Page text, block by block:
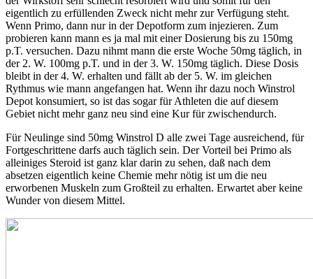
eigentlich zu erfüllenden Zweck nicht mehr zur Verfügung steht.
Wenn Primo, dann nur in der Depotform zum injezieren. Zum
probieren kann mann es ja mal mit einer Dosierung bis zu 150mg
p.T. versuchen. Dazu nihmt mann die erste Woche 50mg täglich, in
der 2. W. 100mg p.T. und in der 3. W. 150mg täglich. Diese Dosis
bleibt in der 4. W. erhalten und fällt ab der 5. W. im gleichen
Rythmus wie mann angefangen hat. Wenn ihr dazu noch Winstrol
Depot konsumiert, so ist das sogar für Athleten die auf diesem
Gebiet nicht mehr ganz neu sind eine Kur für zwischendurch.
Für Neulinge sind 50mg Winstrol D alle zwei Tage ausreichend, für
Fortgeschrittene darfs auch täglich sein. Der Vorteil bei Primo als
alleiniges Steroid ist ganz klar darin zu sehen, daß nach dem
absetzen eigentlich keine Chemie mehr nötig ist um die neu
erworbenen Muskeln zum Großteil zu erhalten. Erwartet aber keine
Wunder von diesem Mittel.